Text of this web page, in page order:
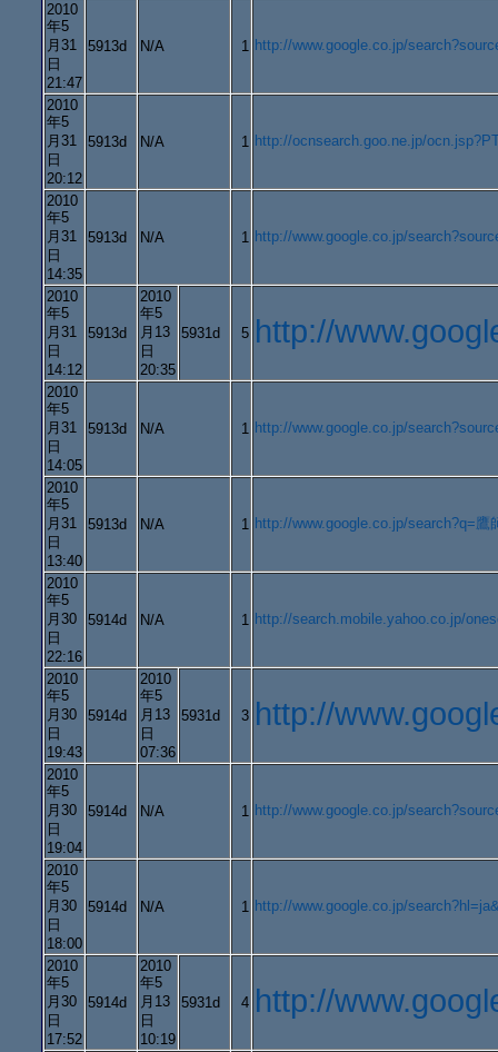
2010
年5
月31
日
21:47
5913d N/A 1 http://www.google.co.jp/
2010
年5
月31
日
20:12
5913d N/A 1 http://ocnsearch.goo.ne.jp/
2010
年5
月31
日
14:35
5913d N/A 1 http://www.google.co.jp/
2010
年5
月31
日
14:12
5913d
2010
年5
月13
日
20:35
5931d 5 http://
2010
年5
月31
日
14:05
5913d N/A 1 http://www.google.co.jp/
2010
年5
月31
日
13:40
5913d N/A 1 http://www.google.co.jp/search?q=
2010
年5
月30
日
22:16
5914d N/A 1 http://search.mobile.yahoo.co.jp/
2010
年5
月30
日
19:43
5914d
2010
年5
月13
日
07:36
5931d 3 http://
2010
年5
月30
日
19:04
5914d N/A 1 http://www.google.co.jp/
2010
年5
月30
日
18:00
5914d N/A 1 http://www.google.co.jp/
2010
年5
月30
日
17:52
5914d
2010
年5
月13
日
10:19
5931d 4 http://